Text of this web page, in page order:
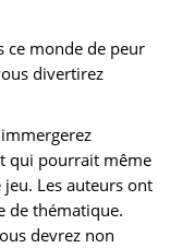
ce monde de peur
divertirez
qui pourrait même
Les auteurs ont
de thématique.
devrez non